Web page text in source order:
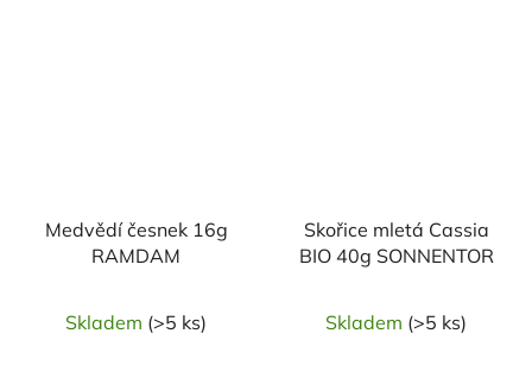
Medvědí česnek 16g
RAMDAM
Skladem (>5 ks)
Skořice mletá Cassia
BIO 40g SONNENTOR
Skladem (>5 ks)